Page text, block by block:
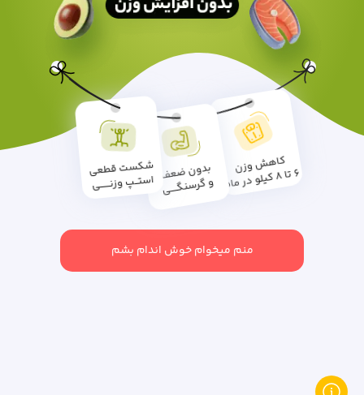
کاهش وزن
6 تا 8 کیلو در ماه بدون ضعف
و گرسنگــــی
شکست قطعی
استــپ وزنــــــی
منم میخوام خوش اندام بشم